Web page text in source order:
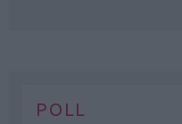
POLL